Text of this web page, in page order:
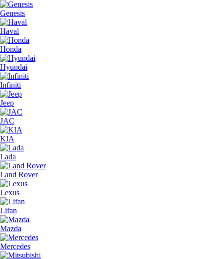
Genesis
Haval
Honda
Hyundai
Infiniti
Jeep
JAC
KIA
Lada
Land Rover
Lexus
Lifan
Mazda
Mercedes